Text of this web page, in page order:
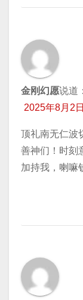
金刚幻愿说道：
2025年8月2
顶礼南无仁波
善神们！时刻
加持我，喇嘛